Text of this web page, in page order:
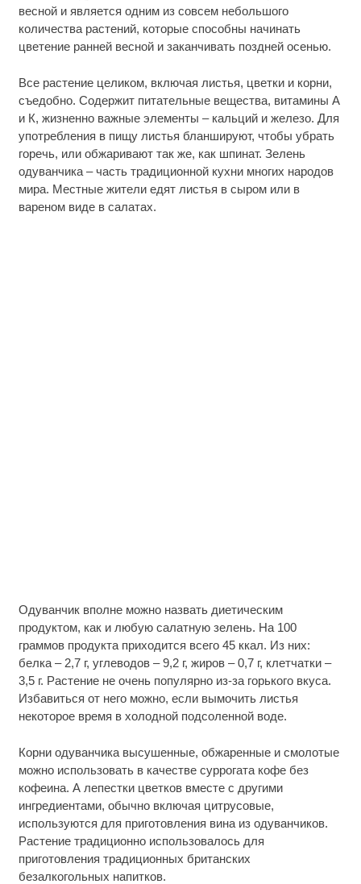
весной и является одним из совсем небольшого
количества растений, которые способны начинать
цветение ранней весной и заканчивать поздней осенью.
Все растение целиком, включая листья, цветки и корни,
съедобно. Содержит питательные вещества, витамины А
и К, жизненно важные элементы – кальций и железо. Для
употребления в пищу листья бланшируют, чтобы убрать
горечь, или обжаривают так же, как шпинат. Зелень
одуванчика – часть традиционной кухни многих народов
мира. Местные жители едят листья в сыром или в
вареном виде в салатах.
Одуванчик вполне можно назвать диетическим
продуктом, как и любую салатную зелень. На 100
граммов продукта приходится всего 45 ккал. Из них:
белка – 2,7 г, углеводов – 9,2 г, жиров – 0,7 г, клетчатки –
3,5 г. Растение не очень популярно из-за горького вкуса.
Избавиться от него можно, если вымочить листья
некоторое время в холодной подсоленной воде.
Корни одуванчика высушенные, обжаренные и смолотые
можно использовать в качестве суррогата кофе без
кофеина. А лепестки цветков вместе с другими
ингредиентами, обычно включая цитрусовые,
используются для приготовления вина из одуванчиков.
Растение традиционно использовалось для
приготовления традиционных британских
безалкогольных напитков.